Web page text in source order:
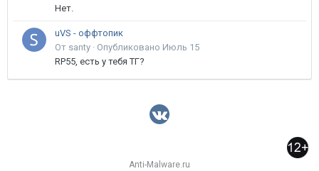
Нет.
uVS - оффтопик
От santy · Опубликовано Июль 15
RP55, есть у тебя ТГ?
Anti-Malware.ru